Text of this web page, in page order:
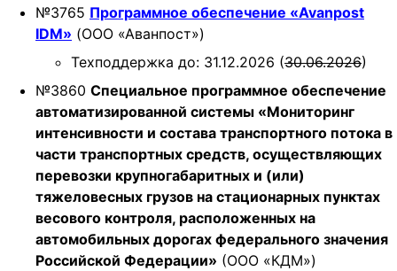
№3765 Программное обеспечение «Avanpost
IDM» (ООО «Аванпост»)
Техподдержка до: 31.12.2026 (30.06.2026)
№3860 Специальное программное обеспечение
автоматизированной системы «Мониторинг
интенсивности и состава транспортного потока в
части транспортных средств, осуществляющих
перевозки крупногабаритных и (или)
тяжеловесных грузов на стационарных пунктах
весового контроля, расположенных на
автомобильных дорогах федерального значения
Российской Федерации» (ООО «КДМ»)